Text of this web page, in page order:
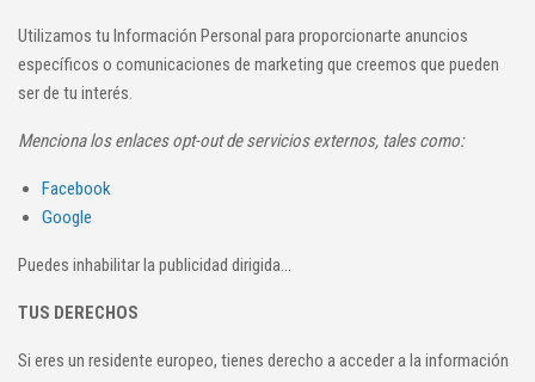
Utilizamos tu Información Personal para proporcionarte anuncios
específicos o comunicaciones de marketing que creemos que pueden
ser de tu interés.
Menciona los enlaces opt-out de servicios externos, tales como:
Facebook
Google
Puedes inhabilitar la publicidad dirigida...
TUS DERECHOS
Si eres un residente europeo, tienes derecho a acceder a la información